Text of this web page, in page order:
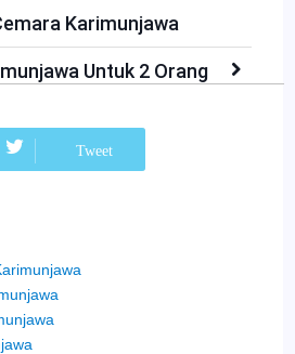
Karimunjawa
Untuk 2 Orang
Tweet